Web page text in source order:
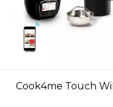
Cook4me Touch